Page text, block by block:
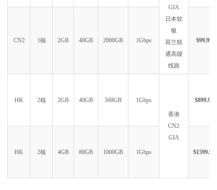
GIA
日本软
银
荷兰联
通高级
线路
CN2 1核 2GB 40GB 2000GB 1Gbps $99.99
HK 2核 2GB 40GB 500GB 1Gbps
香港
CN2
GIA
$899.99
HK 2核 4GB 80GB 1000GB 1Gbps $1599.99